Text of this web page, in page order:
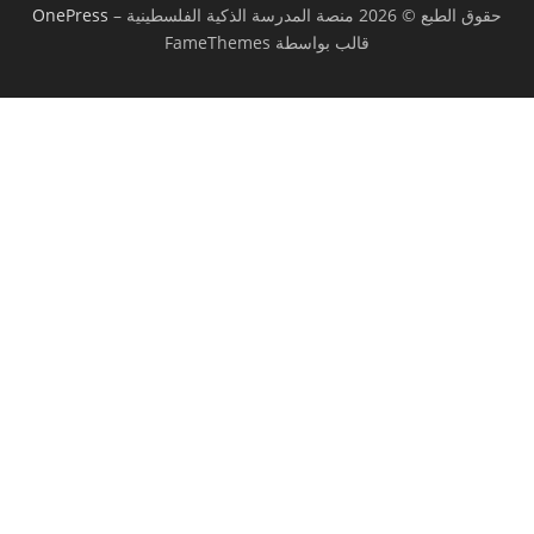
حقوق الطبع © 2026 منصة المدرسة الذكية الفلسطينية –
OnePress
قالب بواسطة FameThemes